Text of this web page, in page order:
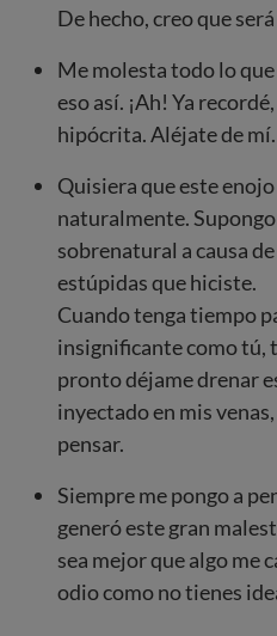
De hecho, creo que
Me molesta todo lo
eso así. ¡Ah! Ya
hipócrita. Aléjate de mí.
Quisiera que este enojo
naturalmente.
sobrenatural a causa
estúpidas que hiciste.
Cuando tenga tiempo
insignificante como tú,
pronto déjame drenar
inyectado en mis
pensar.
Siempre me pongo a
generó este gran
sea mejor que algo me
odio como no tienes